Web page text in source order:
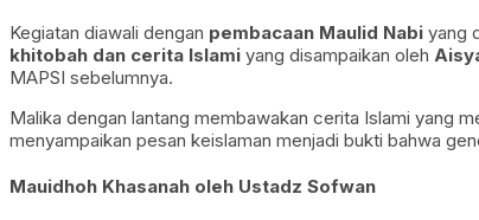
Kegiatan diawali dengan pembacaan Maulid Nabi yang
khitobah dan cerita Islami yang disampaikan oleh
MAPSI sebelumnya.
Malika dengan lantang membawakan cerita Islami yang
menyampaikan pesan keislaman menjadi bukti bahwa
Mauidhoh Khasanah oleh Ustadz Sofwan